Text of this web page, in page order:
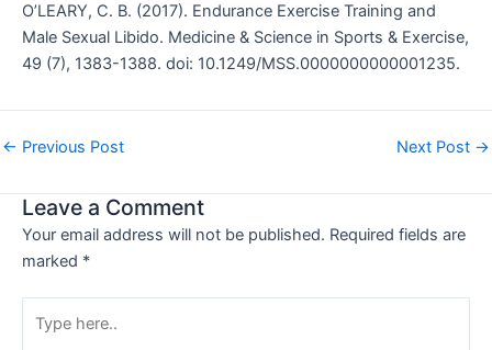
O’LEARY, C. B. (2017). Endurance Exercise Training and
Male Sexual Libido. Medicine & Science in Sports & Exercise,
49 (7), 1383-1388. doi: 10.1249/MSS.0000000000001235.
← Previous Post Next Post →
Leave a Comment
Your email address will not be published. Required fields are
marked *
here..